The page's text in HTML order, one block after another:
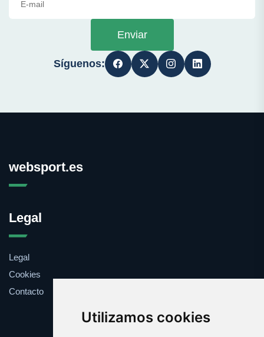
Utilizamos cookies
Enviar
Síguenos:
websport.es
Legal
Legal
Cookies
Contacto